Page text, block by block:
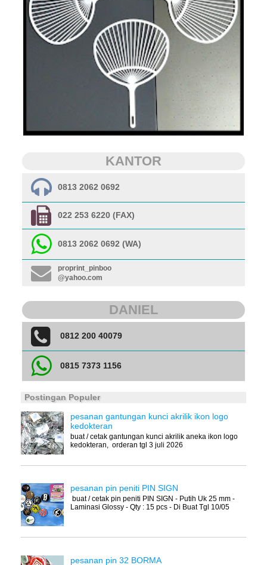
KANTOR
0813 2062 0692
022 253 6220 (FAX)
0813 2062 0692 (WA)
proprint_pinboo
@yahoo.com
DANIEL
0812 200 40079
0815 7373 1156
Postingan Populer
pesanan gantungan kunci akrilik ikon logo
kedokteran
buat / cetak gantungan kunci akrilik aneka ikon logo
kedokteran, orderan tgl 3 juli 2026
pesanan pin peniti PIN SIGN
buat / cetak pin peniti PIN SIGN - Putih Uk 25 mm -
Laminasi Glossy - Qty : 15 pcs - Di Buat Tgl 10/05
pesanan pin 32 BORMA